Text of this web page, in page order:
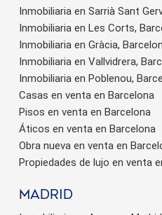
Inmobiliaria en Sarrià Sant
Inmobiliaria en Les Corts,
Inmobiliaria en Gràcia,
Inmobiliaria en Vallvidrera,
Inmobiliaria en Poblenou,
Casas en venta en Barcelona
Pisos en venta en Barcelona
Áticos en venta en Barcelona
Obra nueva en venta en
Propiedades de lujo en venta
Madrid